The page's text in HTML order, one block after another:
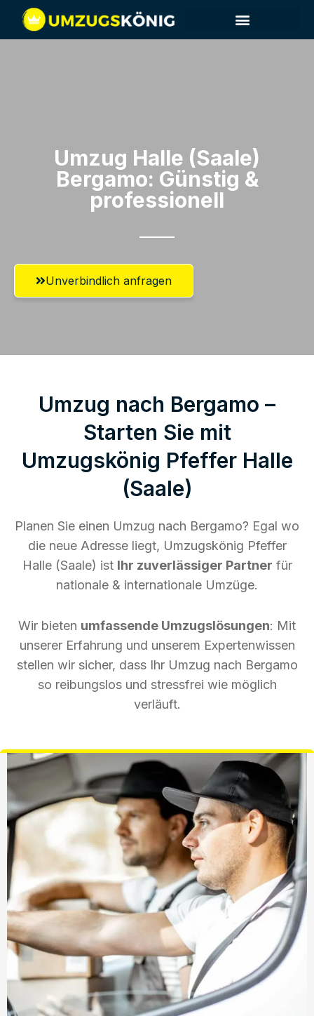
Umzug Halle (Saale)​
Bergamo: Günstig &
professionell​
Unverbindlich anfragen
Umzug nach Bergamo –
Starten Sie mit
Umzugskönig Pfeffer Halle
(Saale)
Planen Sie einen Umzug nach Bergamo? Egal wo
die neue Adresse liegt, Umzugskönig Pfeffer
Halle (Saale) ist Ihr zuverlässiger Partner für
nationale & internationale Umzüge.
Wir bieten umfassende Umzugslösungen: Mit
unserer Erfahrung und unserem Expertenwissen
stellen wir sicher, dass Ihr Umzug nach Bergamo
so reibungslos und stressfrei wie möglich
verläuft.